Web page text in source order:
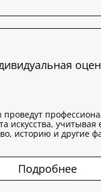
искусства, учитывая
историю и другие
Подробнее